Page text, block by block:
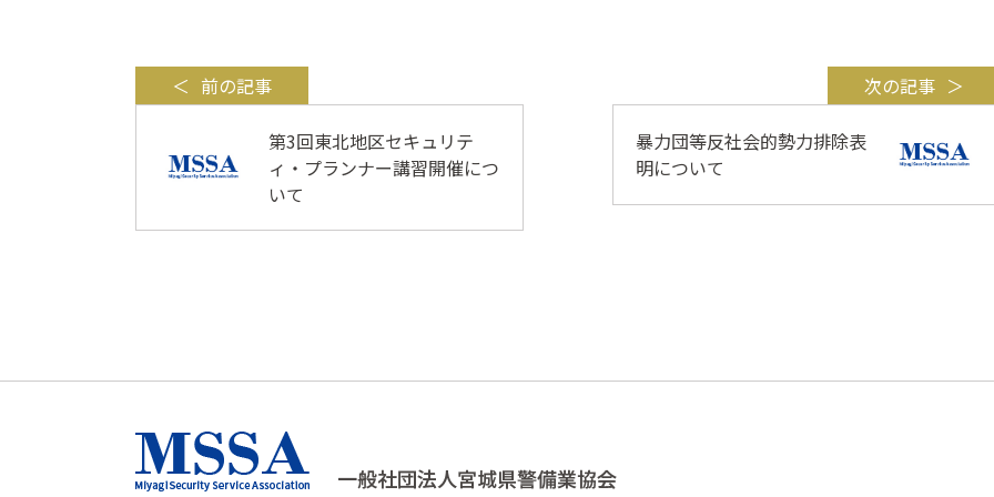
前の記事
第3回東北地区セキュリテ
ィ・プランナー講習開催につ
いて
次の記事
暴力団等反社会的勢力排除表
明について